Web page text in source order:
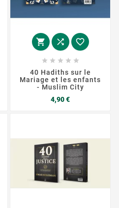
  
    
40 Hadiths sur le
Mariage et les enfants
- Muslim City
4,90 €Prix